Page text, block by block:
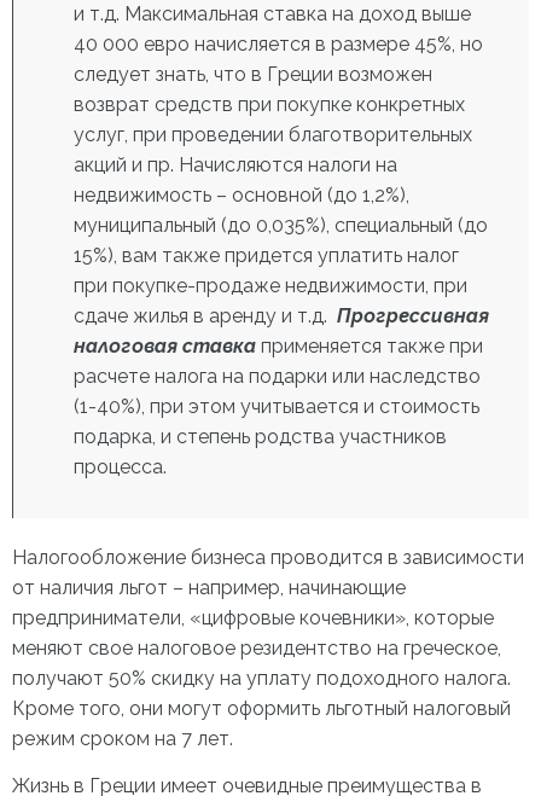
и т.д. Максимальная ставка на доход выше
40 000 евро начисляется в размере 45%, но
следует знать, что в Греции возможен
возврат средств при покупке конкретных
услуг, при проведении благотворительных
акций и пр. Начисляются налоги на
недвижимость – основной (до 1,2%),
муниципальный (до 0,035%), специальный (до
15%), вам также придется уплатить налог
при покупке-продаже недвижимости, при
сдаче жилья в аренду и т.д. Прогрессивная
налоговая ставка применяется также при
расчете налога на подарки или наследство
(1-40%), при этом учитывается и стоимость
подарка, и степень родства участников
процесса.
Налогообложение бизнеса проводится в зависимости
от наличия льгот – например, начинающие
предприниматели, «цифровые кочевники», которые
меняют свое налоговое резидентство на греческое,
получают 50% скидку на уплату подоходного налога.
Кроме того, они могут оформить льготный налоговый
режим сроком на 7 лет.
Жизнь в Греции имеет очевидные преимущества в